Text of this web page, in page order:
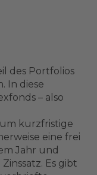
des Portfolios
In diese
– also
kurzfristige
eine frei
Jahr und
Es gibt